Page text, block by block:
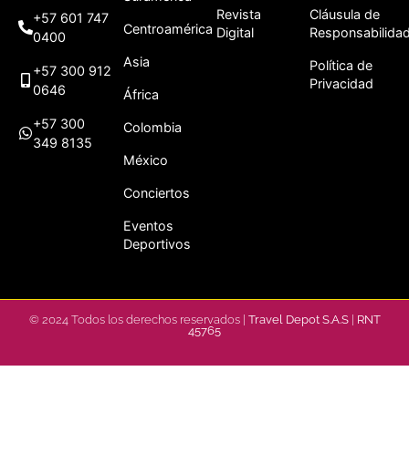
+57 601 747
0400
+57 300 912
0646
+57 300
349 8135
Centroamérica
Asia
África
Colombia
México
Conciertos
Eventos
Deportivos
Revista
Digital
Cláusula de
Política de
Privacidad
© 2024 Todos los derechos reservados | Travel Depot S.A.S| RNT
45765